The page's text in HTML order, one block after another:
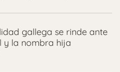
gallega se rinde ante
y la nombra hija